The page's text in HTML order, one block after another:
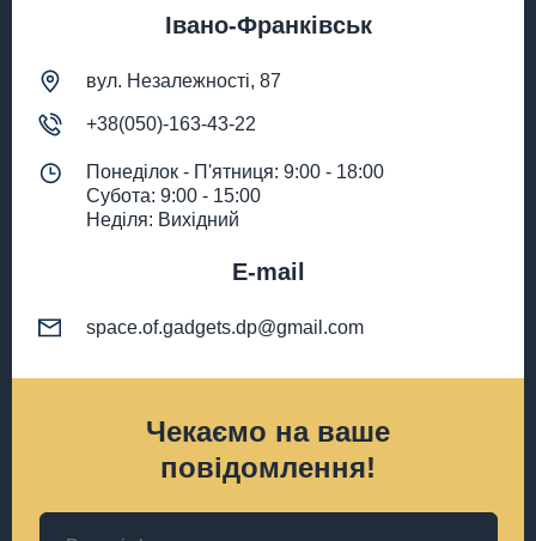
Івано-Франківськ
вул. Незалежності, 87
+38(050)-163-43-22
Понеділок - П'ятниця: 9:00 - 18:00
Субота: 9:00 - 15:00
Неділя: Вихідний
E-mail
space.of.gadgets.dp@gmail.com
Чекаємо на ваше
повідомлення!